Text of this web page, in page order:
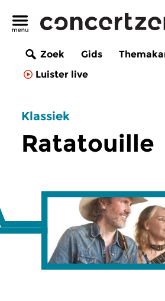
Zoek Gids
Luister live
Klassiek
Ratatouille